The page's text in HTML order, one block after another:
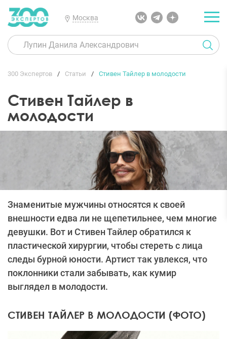
Москва
300 Экспертов Статьи Стивен Тайлер в молодости
Стивен Тайлер в
молодости
Знаменитые мужчины относятся к своей
внешности едва ли не щепетильнее, чем многие
девушки. Вот и Стивен Тайлер обратился к
пластической хирургии, чтобы стереть с лица
следы бурной юности. Артист так увлекся, что
поклонники стали забывать, как кумир
выглядел в молодости.
СТИВЕН ТАЙЛЕР В МОЛОДОСТИ (ФОТО)